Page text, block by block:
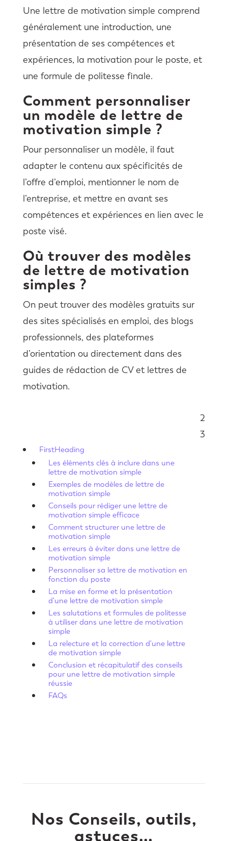
Une lettre de motivation simple comprend
généralement une introduction, une
présentation de ses compétences et
expériences, la motivation pour le poste, et
une formule de politesse finale.
Comment personnaliser
un modèle de lettre de
motivation simple ?
Pour personnaliser un modèle, il faut
adapter le contenu aux spécificités de
l’offre d’emploi, mentionner le nom de
l’entreprise, et mettre en avant ses
compétences et expériences en lien avec le
poste visé.
Où trouver des modèles
de lettre de motivation
simples ?
On peut trouver des modèles gratuits sur
des sites spécialisés en emploi, des blogs
professionnels, des plateformes
d’orientation ou directement dans des
guides de rédaction de CV et lettres de
motivation.
2
3
FirstHeading
Les éléments clés à inclure dans une
lettre de motivation simple
Exemples de modèles de lettre de
motivation simple
Conseils pour rédiger une lettre de
motivation simple efficace
Comment structurer une lettre de
motivation simple
Les erreurs à éviter dans une lettre de
motivation simple
Personnaliser sa lettre de motivation en
fonction du poste
La mise en forme et la présentation
d'une lettre de motivation simple
Les salutations et formules de politesse
à utiliser dans une lettre de motivation
simple
La relecture et la correction d'une lettre
de motivation simple
Conclusion et récapitulatif des conseils
pour une lettre de motivation simple
réussie
FAQs
Nos Conseils, outils,
astuces…